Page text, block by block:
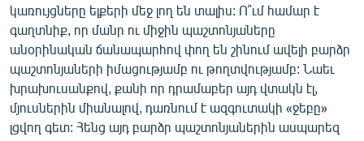
կառույցները ելքերի մեջ լող են տալիս: Ո՞ւմ համար է
գաղտնիք, որ մանր ու միջին պաշտոնյաները
անօրինական ճանապարհով փող են շինում ավելի բարձր
պաշտոնյաների իմացությամբ ու թողտվությամբ: Նաեւ
խրախուսանքով, քանի որ դրամաբեր այդ վտակն էլ,
մյուսներին միանալով, դառնում է ազգուտակի «ջեբը»
լցվող գետ: Հենց այդ բարձր պաշտոնյաներին ասպարեզ